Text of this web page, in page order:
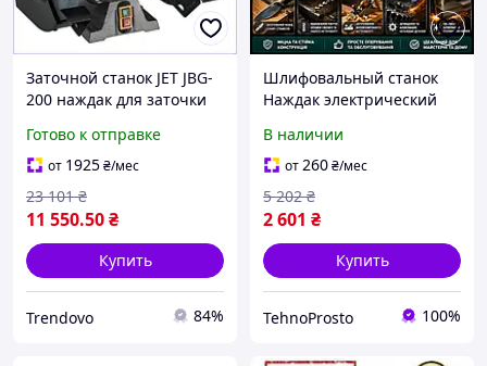
Заточной станок JET JBG-
200 наждак для заточки
шлифовки дисками 200
мм 230В 670Вт
Готово к отправке
от 1925₴/мес
11 550.50₴
23 101 ₴
Купить
Trendovo 84%
Шлифовальный станок
Наждак электрический
станок сухой и мокрой
заточки Электрическая
точила
В наличии
от260₴/мес
2 601 ₴
5 202 ₴
Купить
TehnoProsto 100%